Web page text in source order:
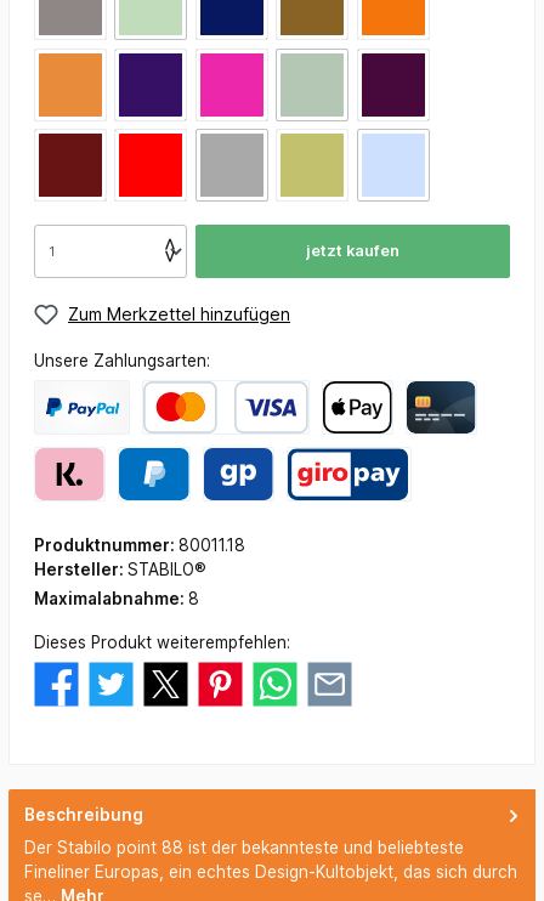
jetzt kaufen
Zum Merkzettel hinzufügen
Unsere Zahlungsarten:
Produktnummer: 80011.18
Hersteller: STABILO®
Maximalabnahme: 8
Dieses Produkt weiterempfehlen:
Beschreibung
Der Stabilo point 88 ist der bekannteste und beliebteste
Fineliner Europas, ein echtes Design-Kultobjekt, das sich durch
se… Mehr